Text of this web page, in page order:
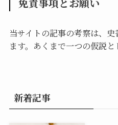
当サイトの記事の考察は、
ます。あくまで一つの仮説と
新着記事